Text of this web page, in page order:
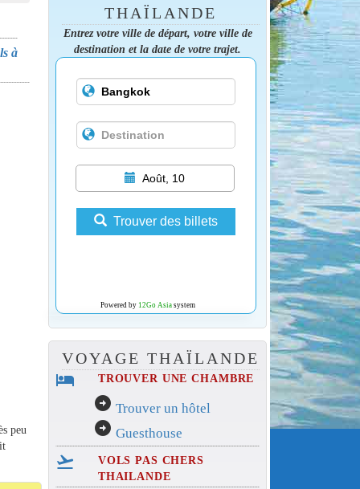
à
peu
THAÏLANDE
Entrez votre ville de départ, votre ville de
destination et la date de votre trajet.
Août, 10
Trouver des billets
Powered by 12Go Asiasystem
VOYAGE THAÏLANDE
hotel TROUVER UNE CHAMBRE
arrow_circle_right Trouver un hôtel
arrow_circle_right Guesthouse
flight_takeoff
VOLS PAS CHERS
THAILANDE